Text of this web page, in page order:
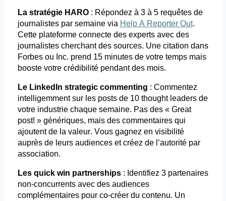
La stratégie HARO: Répondez à 3 à 5 requêtes de
journalistes par semaine via Help A Reporter Out.
Cette plateforme connecte des experts avec des
journalistes cherchant des sources. Une citation dans
Forbes ou Inc. prend 15 minutes de votre temps mais
booste votre crédibilité pendant des mois.
Le LinkedIn strategic commenting : Commentez
intelligemment sur les postsde 10 thoughtleaders de
votre industrie chaque semaine. Pas des « Great
post! » génériques, mais des commentaires qui
ajoutent de la valeur. Vous gagnez en visibilité
auprès de leurs audiences et créez de l’autorité par
association.
Les quick win partnerships: Identifiez 3 partenaires
non-concurrents avec des audiences
complémentaires pour co-créerdu contenu. Un